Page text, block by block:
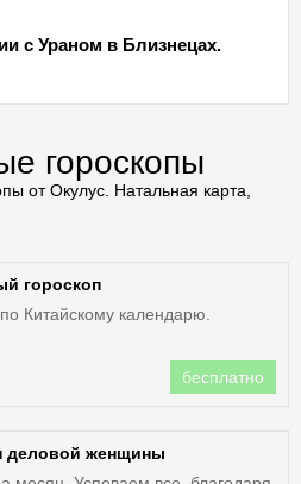
с Ураном в Близнецах.
гороскопы
от Окулус. Натальная карта,
гороскоп
Китайскому календарю.
бесплатно
деловой женщины